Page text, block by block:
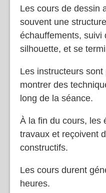
Les cours de dessin
souvent une
échauffements, suivi
silhouette, et se
Les instructeurs
montrer des
long de la séance.
À la fin du cours, les
travaux et reçoivent
constructifs.
Les cours durent
heures.